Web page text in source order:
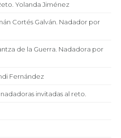
Yolanda Jiménez
Cortés Galván. Nadador por
de la Guerra. Nadadora por
Fernández
invitadas al reto.